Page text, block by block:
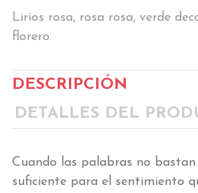
Lirios rosa, rosa rosa, verde
florero.
DESCRIPCIÓN
DETALLES DEL
Cuando las palabras no
suficiente para el sentimiento